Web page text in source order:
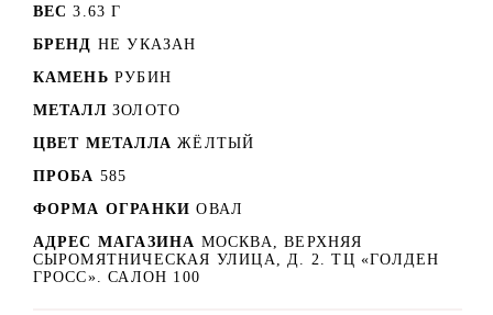
ВЕС 3.63 Г
БРЕНД НЕ УКАЗАН
КАМЕНЬ РУБИН
МЕТАЛЛ ЗОЛОТО
ЦВЕТ МЕТАЛЛА ЖЁЛТЫЙ
ПРОБА 585
ФОРМА ОГРАНКИ ОВАЛ
АДРЕС МАГАЗИНА МОСКВА, ВЕРХНЯЯ
СЫРОМЯТНИЧЕСКАЯ УЛИЦА, Д. 2. ТЦ «ГОЛДЕН
ГРОСС». САЛОН 100